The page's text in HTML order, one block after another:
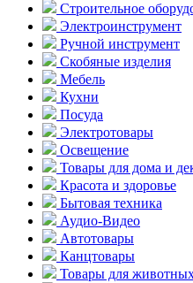
Строительное
Электроинструмент
Ручной инструмент
Скобяные изделия
Мебель
Кухни
Посуда
Электротовары
Освещение
Товары для дома и
Красота и здоровье
Бытовая техника
Аудио-Видео
Автотовары
Канцтовары
Товары для